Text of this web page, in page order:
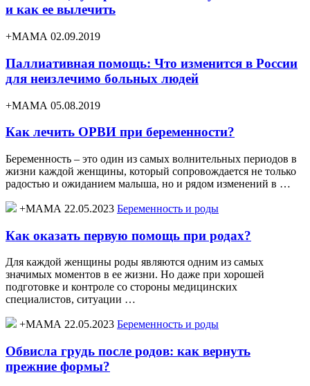
и как ее вылечить
+МАМА 02.09.2019
Паллиативная помощь: Что изменится в России
для неизлечимо больных людей
+МАМА 05.08.2019
Как лечить ОРВИ при беременности?
Беременность – это один из самых волнительных периодов в
жизни каждой женщины, который сопровождается не только
радостью и ожиданием малыша, но и рядом изменений в …
+МАМА 22.05.2023 Беременность и роды
Как оказать первую помощь при родах?
Для каждой женщины роды являются одним из самых
значимых моментов в ее жизни. Но даже при хорошей
подготовке и контроле со стороны медицинских
специалистов, ситуации …
+МАМА 22.05.2023 Беременность и роды
Обвисла грудь после родов: как вернуть
прежние формы?